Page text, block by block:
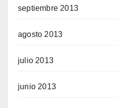
septiembre 2013
agosto 2013
julio 2013
junio 2013